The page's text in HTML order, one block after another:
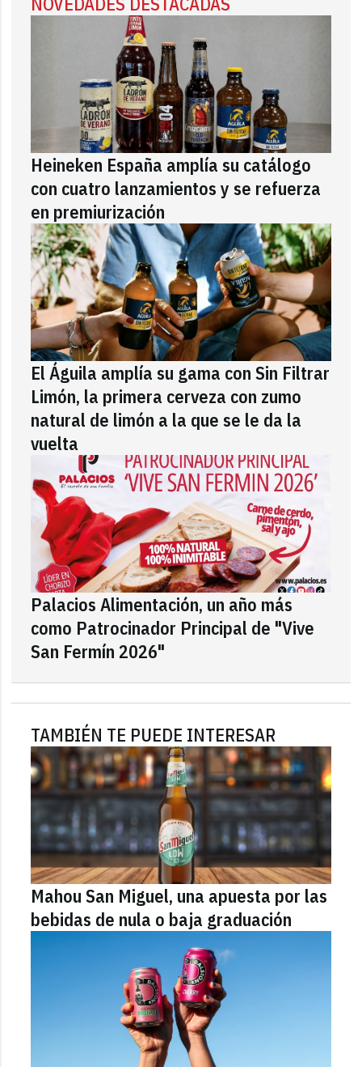
Heineken España amplía su catálogo
con cuatro lanzamientos y se refuerza
en premiurización
El Águila amplía su gama con Sin Filtrar
Limón, la primera cerveza con zumo
natural de limón a la que se le da la
vuelta
Palacios Alimentación, un año más
como Patrocinador Principal de "Vive
San Fermín 2026"
TAMBIÉN TE PUEDE INTERESAR
Mahou San Miguel, una apuesta por las
bebidas de nula o baja graduación